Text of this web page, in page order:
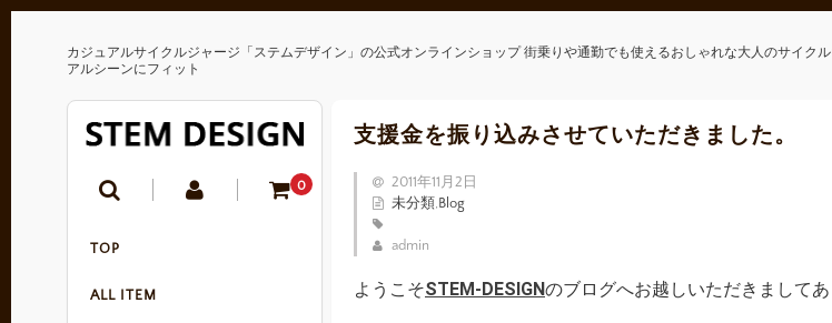
カジュアルサイクルジャージ「ステムデザイン」の公式オンラインショップ 街乗りや通勤でも使えるおしゃれな大人のサイ
アルシーンにフィット
0
TOP
ALL ITEM
支援金を振り込みさせていただきました。
2011年11月2日
未分類, Blog
admin
ようこそSTEM-DESIGNのブログへお越しいただきましてあ